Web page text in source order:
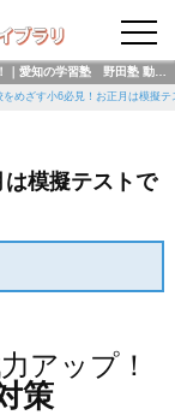
をめざす小6必見！お正月は模擬
模擬テストで
アップ！
策